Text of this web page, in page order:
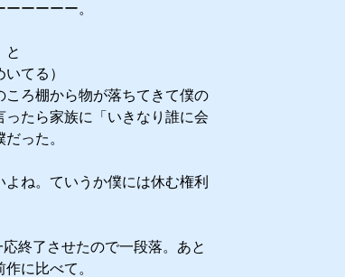
ーーーー。
と
てる）
ろ棚から物が落ちてきて僕の
たら家族に「いきなり誰に会
った。
よね。ていうか僕には休む権利
終了させたので一段落。あと
に比べて。